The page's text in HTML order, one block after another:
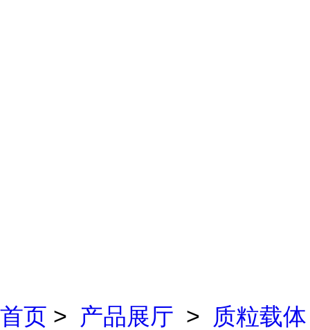
首页 > 产品展厅 >
质粒载体